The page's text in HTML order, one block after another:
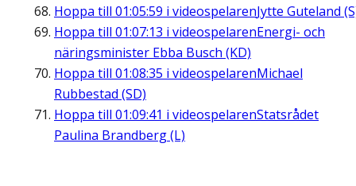
Hoppa till 01:05:59 i videospelarenJytte Guteland
Hoppa till 01:07:13 i videospelarenEnergi- och
näringsminister Ebba Busch (KD)
Hoppa till 01:08:35 i videospelarenMichael
Rubbestad (SD)
Hoppa till 01:09:41 i videospelarenStatsrådet
Paulina Brandberg (L)